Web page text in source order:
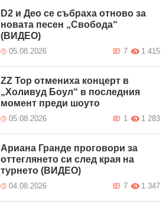
D2 и Део се събраха отново за
новата песен „Свобода“
(ВИДЕО)
05.08.2026 1 415
7
ZZ Top отмениха концерт в
„Холивуд Боул“ в последния
момент преди шоуто
05.08.2026 1 283
1
Ариана Гранде проговори за
оттеглянето си след края на
турнето (ВИДЕО)
04.08.2026 1 347
7